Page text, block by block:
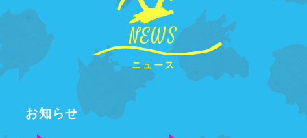
ニュース
NEWS
お知らせ